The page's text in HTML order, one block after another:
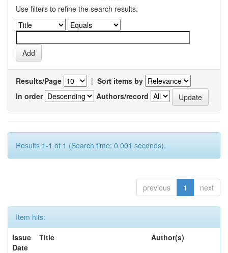
Use filters to refine the search results.
Results/Page | Sort items by
In order
Authors/record
Results 1-1 of 1 (Search time: 0.001 seconds).
previous 1 next
Item hits:
Issue
Date
Title Author(s)